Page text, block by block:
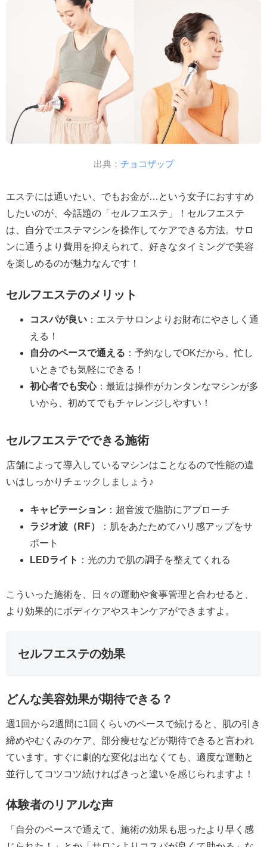
出典： チョコザップ
エステには通いたい、でもお金が…という女子におすすめ
したいのが、今話題の「セルフエステ」！セルフエステ
は、自分でエステマシンを操作してケアできる方法。サロ
ンに通うより費用を抑えられて、好きなタイミングで美容
を楽しめるのが魅力なんです！
セルフエステのメリット
コスパが良い ：エステサロンよりお財布にやさしく通
える！
自分のペースで通える ：予約なしでOKだから、忙し
いときでも気軽にできる！
初心者でも安心：最近は操作がカンタンなマシンが多
いから、初めてでもチャレンジしやすい！
セルフエステでできる施術
店舗によって導入しているマシンはことなるので性能の違
いはしっかりチェックしましょう♪
キャビテーション ：超音波で脂肪にアプローチ
ラジオ波（RF）
：肌をあたためてハリ感アップをサ
ポート
LEDライト ：光の力で肌の調子を整えてくれる
こういった施術を、日々の運動や食事管理と合わせると、
より効果的にボディケアやスキンケアができますよ。
セルフエステの効果
どんな美容効果が期待できる？
週1回から2週間に1回くらいのペースで続けると、肌の引き
締めやむくみのケア、部分痩せなどが期待できると言われ
ています。すぐに劇的な変化は出なくても、適度な運動と
並行してコツコツ続ければきっと違いを感じられますよ！
体験者のリアルな声
「自分のペースで通えて、施術の効果も思ったより早く感